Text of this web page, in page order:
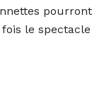
pourront
le spectacle